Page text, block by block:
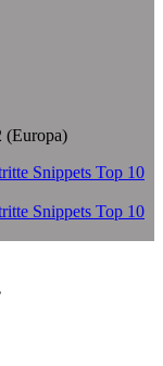
Snippets Top 10
Snippets Top 10